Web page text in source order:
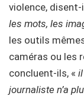
violence, disent-
les mots, les
les outils
caméras ou les
concluent-ils, «
journaliste n’a